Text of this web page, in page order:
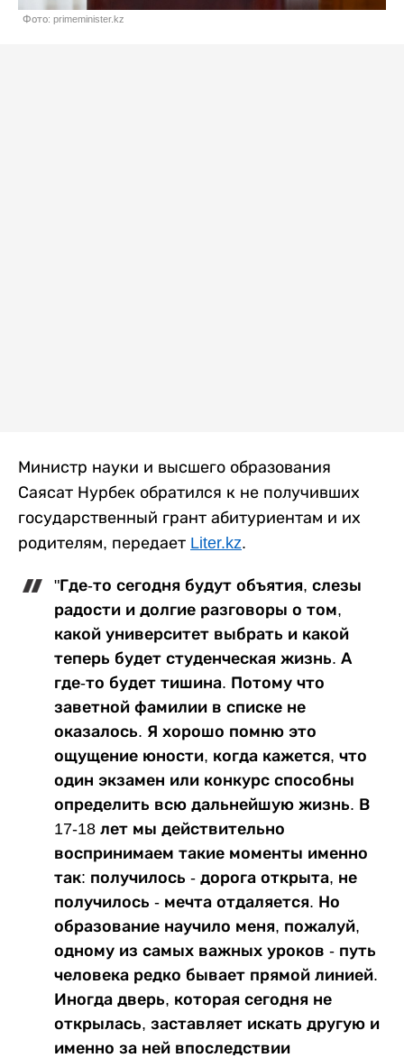
Фото: primeminister.kz
Министр науки и высшего образования
Саясат Нурбек обратился к не получивших
государственный грант абитуриентам и их
родителям, передает Liter.kz.
"Где-то сегодня будут объятия, слезы
радости и долгие разговоры о том,
какой университет выбрать и какой
теперь будет студенческая жизнь. А
где-то будет тишина. Потому что
заветной фамилии в списке не
оказалось. Я хорошо помню это
ощущение юности, когда кажется, что
один экзамен или конкурс способны
определить всю дальнейшую жизнь. В
17-18 лет мы действительно
воспринимаем такие моменты именно
так: получилось - дорога открыта, не
получилось - мечта отдаляется. Но
образование научило меня, пожалуй,
одному из самых важных уроков - путь
человека редко бывает прямой линией.
Иногда дверь, которая сегодня не
открылась, заставляет искать другую и
именно за ней впоследствии